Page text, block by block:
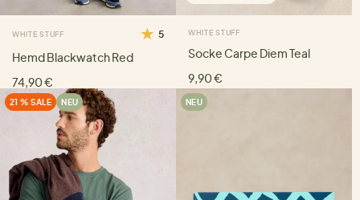
WHITE STUFF 5
Hemd Blackwatch Red
74,90 €
WHITE STUFF
Socke Carpe Diem Teal
9,90 €
21 % SALE NEU NEU